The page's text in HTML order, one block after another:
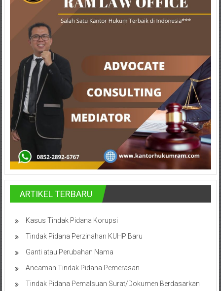
Banjarnegara,
Temanggung,
Wonosobo,
Cirebon,
Karawang,
Aceh,
Medan,
Padang,
Jakarta
Pusat,
Bontang,
Demak,
Kudus,
Depok,
ARTIKEL TERBARU
Kasus Tindak Pidana Korupsi
Tindak Pidana Perzinahan KUHP Baru
Ganti atau Perubahan Nama
Ancaman Tindak Pidana Pemerasan
Tindak Pidana Pemalsuan Surat/Dokumen Berdasarkan